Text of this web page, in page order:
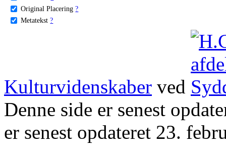
Original Placering ?
Metatekst ?
Kulturvidenskaber ved
Denne side er senest
er senest opdateret 23.